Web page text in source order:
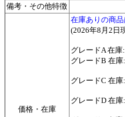
備考・その他特徴
価格・在庫
在庫ありの商品
(2026年8月2日
グレードA 在庫
グレードB 在庫
グレードC 在庫
グレードD 在庫